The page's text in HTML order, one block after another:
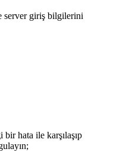
server giriş bilgilerini
hata ile karşılaşıp